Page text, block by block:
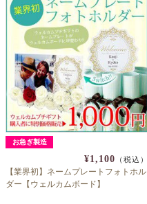
お急ぎ製造
¥1,100 （税込）
【業界初】ネームプレートフォトホル
ダー【ウェルカムボード】